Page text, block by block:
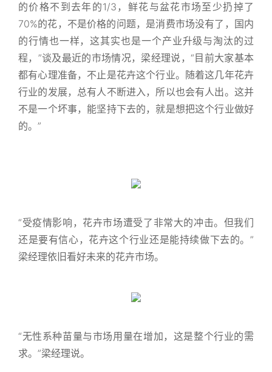
的价格不到去年的1/3，鲜花与盆花市场至少扔掉了
70%的花，不是价格的问题，是消费市场没有了，国内
的行情也一样，这其实也是一个产业升级与淘汰的过
程，”谈及最近的市场情况，梁经理说，“目前大家基本
都有心理准备，不止是花卉这个行业。随着这几年花卉
行业的发展，总有人不断进入，所以也会有人出。这并
不是一个坏事，能坚持下去的，就是想把这个行业做好
的。”
“受疫情影响，花卉市场遭受了非常大的冲击。但我们
还是要有信心，花卉这个行业还是能持续做下去的。”
梁经理依旧看好未来的花卉市场。
“无性系种苗量与市场用量在增加，这是整个行业的需
求。”梁经理说。